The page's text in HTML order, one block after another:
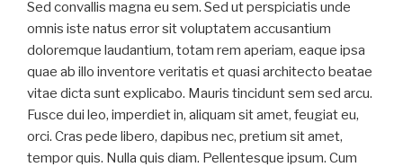
Sed convallis magna eu sem. Sed ut perspiciatis unde
omnis iste natus error sit voluptatem accusantium
doloremque laudantium, totam rem aperiam, eaque ipsa
quae ab illo inventore veritatis et quasi architecto beatae
vitae dicta sunt explicabo. Mauris tincidunt sem sed arcu.
Fusce dui leo, imperdiet in, aliquam sit amet, feugiat eu,
orci. Cras pede libero, dapibus nec, pretium sit amet,
tempor quis. Nulla quis diam. Pellentesque ipsum. Cum